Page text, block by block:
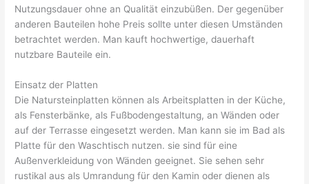
Nutzungsdauer ohne an Qualität einzubüßen. Der gegenüber
anderen Bauteilen hohe Preis sollte unter diesen Umständen
betrachtet werden. Man kauft hochwertige, dauerhaft
nutzbare Bauteile ein.
Einsatz der Platten
Die Natursteinplatten können als Arbeitsplatten in der Küche,
als Fensterbänke, als Fußbodengestaltung, an Wänden oder
auf der Terrasse eingesetzt werden. Man kann sie im Bad als
Platte für den Waschtisch nutzen. sie sind für eine
Außenverkleidung von Wänden geeignet. Sie sehen sehr
rustikal aus als Umrandung für den Kamin oder dienen als